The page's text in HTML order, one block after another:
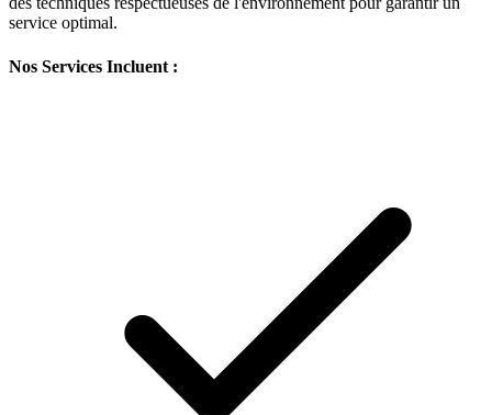
service optimal.
Nos Services Incluent :